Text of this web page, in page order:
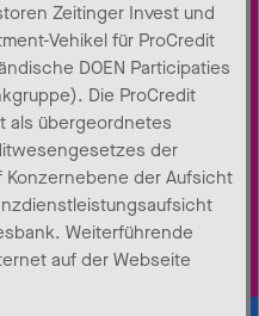
Zeitinger Invest und
Vehikel für ProCredit
DOEN Participaties
Die ProCredit
als übergeordnetes
der
Konzernebene der Aufsicht
Weiterführende
auf der Webseite